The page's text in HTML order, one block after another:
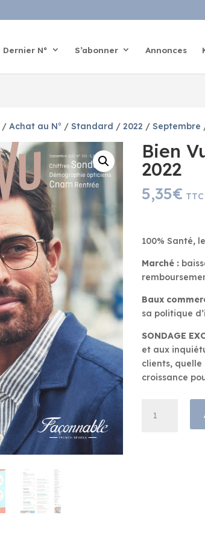
Dernier N° S’abonner Annonces
/Achat au N° /Standard /2022 /Septembre
Bien
2022
5,35€ TTC
100% Santé,
Marché :
Baux
sa politique
SONDAGE
et aux
clients,
croissance